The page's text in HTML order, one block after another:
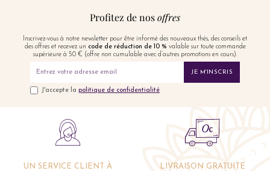
Profitez de nosoffres
Inscrivez-vous à notre newsletter pour être informé des nouveaux thés, des conseils et
des offres et recevez un code de réduction de 10 % valable sur toute commande
supérieure à 50 € (offre non cumulable avec d’autres promotions en cours).
JE M'INSCRIS
J'accepte la politique de confidentialité
UN SERVICE CLIENT À
LIVRAISON GRATUITE